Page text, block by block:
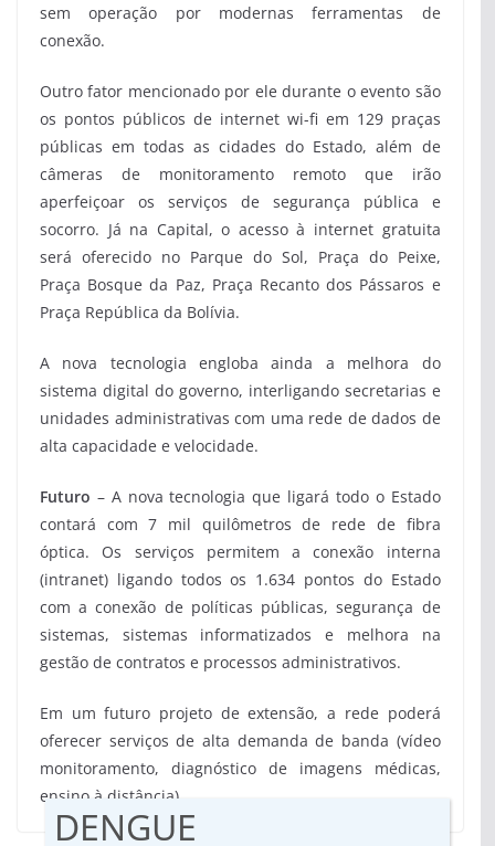
sem operação por modernas ferramentas de
conexão.
Outro fator mencionado por ele durante o evento são
os pontos públicos de internet wi-fi em 129 praças
públicas em todas as cidades do Estado, além de
câmeras de monitoramento remoto que irão
aperfeiçoar os serviços de segurança pública e
socorro. Já na Capital, o acesso à internet gratuita
será oferecido no Parque do Sol, Praça do Peixe,
Praça Bosque da Paz, Praça Recanto dos Pássaros e
Praça República da Bolívia.
A nova tecnologia engloba ainda a melhora do
sistema digital do governo, interligando secretarias e
unidades administrativas com uma rede de dados de
alta capacidade e velocidade.
Futuro – A nova tecnologia que ligará todo o Estado
contará com 7 mil quilômetros de rede de fibra
óptica. Os serviços permitem a conexão interna
(intranet) ligando todos os 1.634 pontos do Estado
com a conexão de políticas públicas, segurança de
sistemas, sistemas informatizados e melhora na
gestão de contratos e processos administrativos.
Em um futuro projeto de extensão, a rede poderá
oferecer serviços de alta demanda de banda (vídeo
monitoramento, diagnóstico de imagens médicas,
ensino à distância).
DENGUE